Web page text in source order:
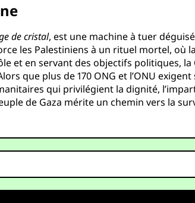
de cristal, est une machine à tuer
les Palestiniens à un rituel mortel, où
et en servant des objectifs politiques, la
que plus de 170 ONG et l’ONU
qui privilégient la dignité,
de Gaza mérite un chemin vers la